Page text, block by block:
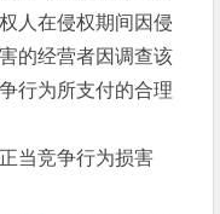
人在侵权期间因侵
的经营者因调查该
行为所支付的合理
当竞争行为损害